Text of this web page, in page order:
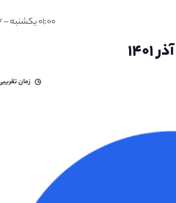
۰۱:۰۰ یکشنبه - ۱۴۰۱/۹/۲۷
زمان